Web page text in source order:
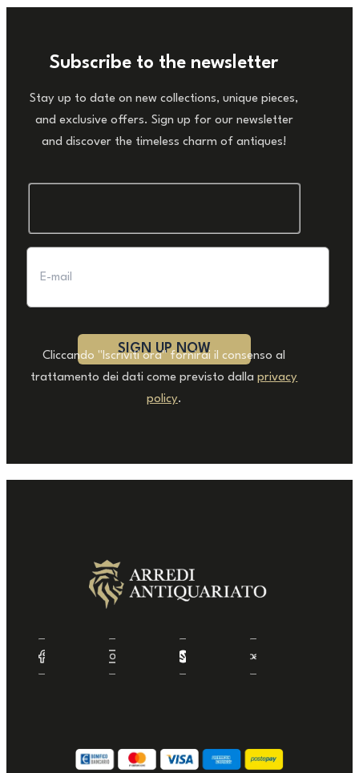
Subscribe to the newsletter
Stay up to date on new collections, unique pieces,
and exclusive offers. Sign up for our newsletter
and discover the timeless charm of antiques!
Cliccando "Iscriviti ora" fornirai il consenso al
trattamento dei dati come previsto dallaprivacy
policy.